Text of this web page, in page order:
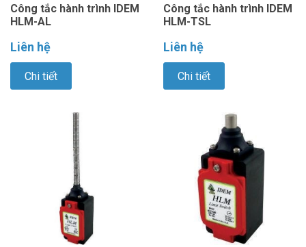
Công tắc hành trình IDEM
HLM-AL
Liên hệ
Chi tiết
Công tắc hành trình IDEM
HLM-TSL
Liên hệ
Chi tiết